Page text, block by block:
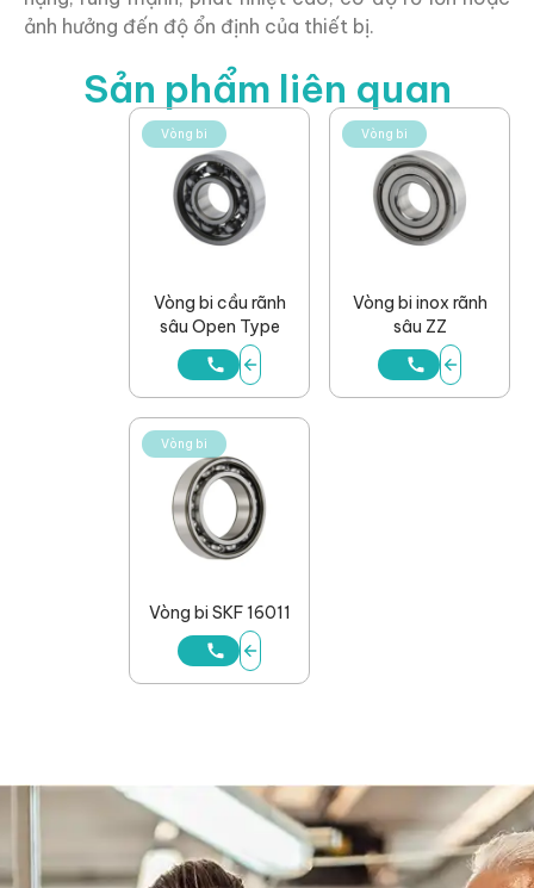
ảnh hưởng đến độ ổn định của thiết bị.
Sản phẩm liên quan
Vòng bi
Vòng bi cầu rãnh
sâu Open Type
Vòng bi
Vòng bi inox rãnh
sâu ZZ
Vòng bi
Vòng bi SKF 16011